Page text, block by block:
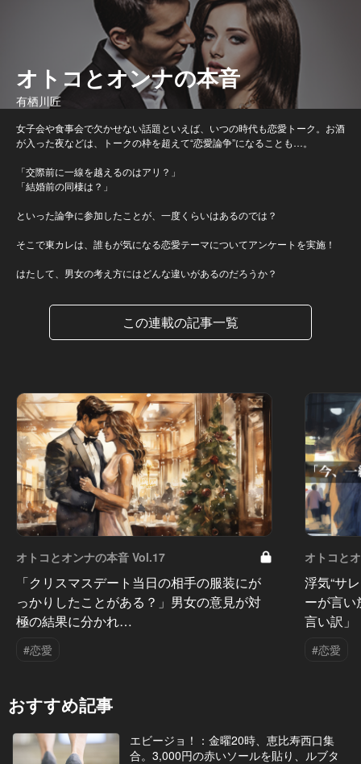
オトコとオンナの本音
有栖川匠
女子会や食事会で欠かせない話題といえば、いつの時代も恋愛トーク。お酒
が入った夜などは、トークの枠を超えて“恋愛論争”になることも…。
「交際前に一線を越えるのはアリ？」
「結婚前の同棲は？」
といった論争に参加したことが、一度くらいはあるのでは？
そこで東カレは、誰もが気になる恋愛テーマについてアンケートを実施！
はたして、男女の考え方にはどんな違いがあるのだろうか？
この連載の記事一覧
オトコとオンナの本音 Vol.17
「クリスマスデート当日の相手の服装にが
っかりしたことがある？」男女の意見が対
極の結果に分かれ…
#恋愛
オトコと
浮気“サ
ーが言
言い訳」
#恋愛
おすすめ記事
エビージョ！：金曜20時、恵比寿西口集
合。3,000円の赤いソールを貼り、ルブタ